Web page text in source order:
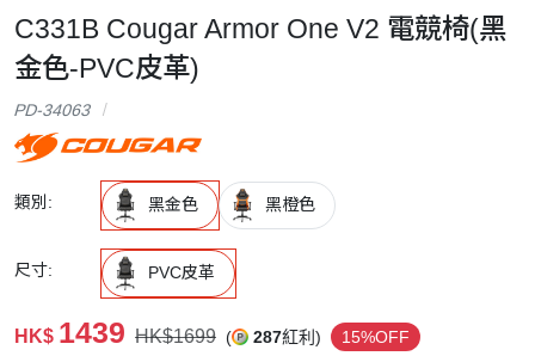
C331B Cougar Armor One V2 電競椅(黑
金色-PVC皮革)
PD-34063
類別: 黑金色 黑橙色
尺寸: PVC皮革
HK$ 1439 HK$1699 ( 287紅利) 15%OFF